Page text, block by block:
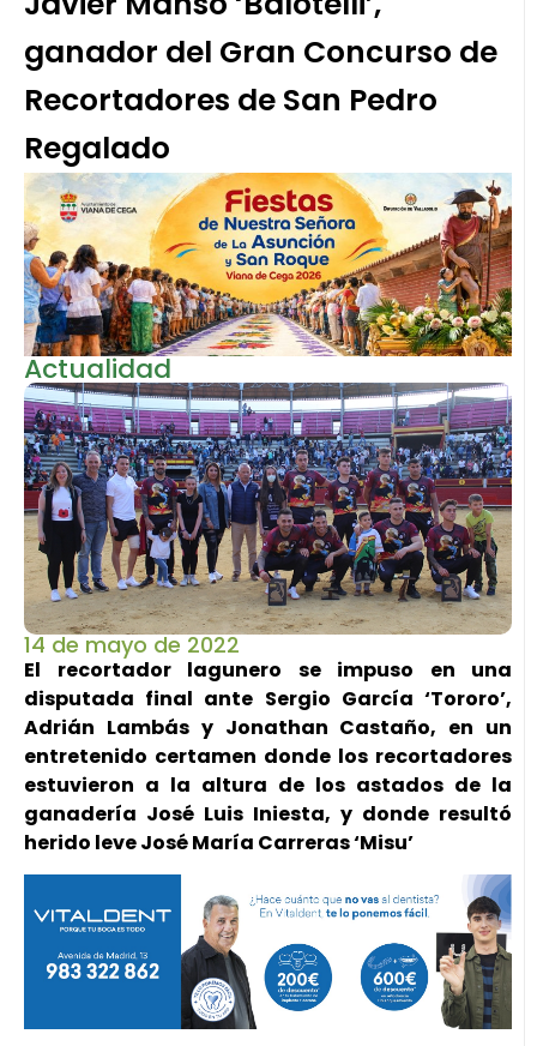
ganador del Gran Concurso de
Recortadores de San Pedro
Regalado
Actualidad
14 de mayo de 2022
El recortador lagunero se impuso en una
disputada final ante Sergio García ‘Tororo’,
Adrián Lambás y Jonathan Castaño, en un
entretenido certamen donde los recortadores
estuvieron a la altura de los astados de la
ganadería José Luis Iniesta, y donde resultó
herido leve José María Carreras ‘Misu’